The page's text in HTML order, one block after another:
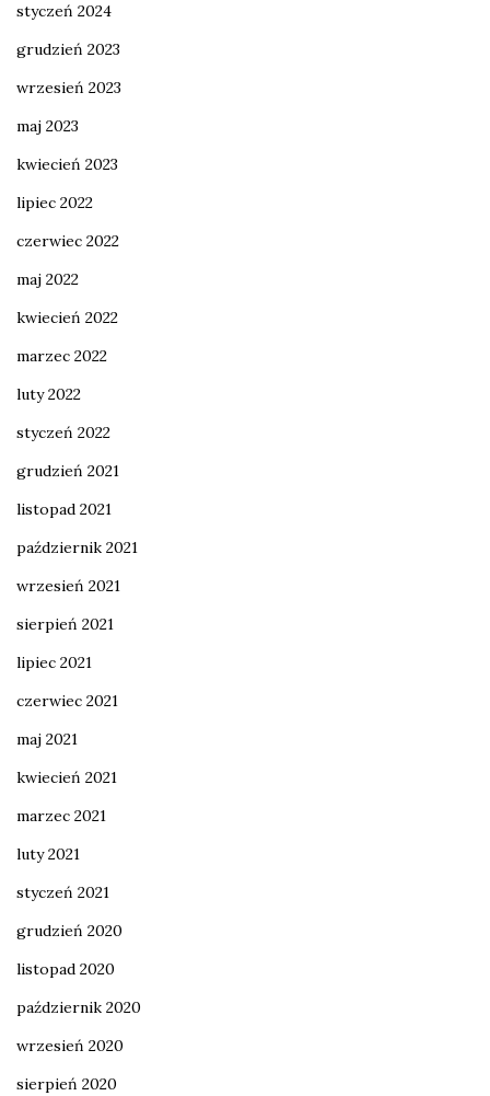
styczeń 2024
grudzień 2023
wrzesień 2023
maj 2023
kwiecień 2023
lipiec 2022
czerwiec 2022
maj 2022
kwiecień 2022
marzec 2022
luty 2022
styczeń 2022
grudzień 2021
listopad 2021
październik 2021
wrzesień 2021
sierpień 2021
lipiec 2021
czerwiec 2021
maj 2021
kwiecień 2021
marzec 2021
luty 2021
styczeń 2021
grudzień 2020
listopad 2020
październik 2020
wrzesień 2020
sierpień 2020